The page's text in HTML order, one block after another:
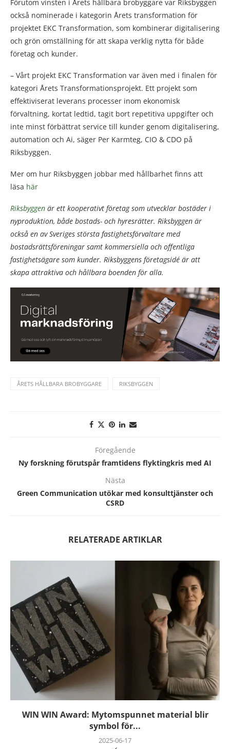
Förutom vinsten i Årets hållbara brobyggare var Riksbyggen
också nominerade i kategorin Årets transformation för
projektet EKC Transformation, som kombinerar digitalisering
och grön omställning för att skapa verklig nytta för både
företag och kunder.
– Vårt projekt EKC Transformation var även med i finalen för
kategori Årets Transformationsprojekt. Ett projekt som
effektiviserat leverans processer inom ekonomisk
förvaltning, kortat ledtid, tagit bort repetitiva uppgifter och
inte minst förbättrat service till kunder genom digitalisering,
automation och Ai, säger Per Karmteg, CIO & CDO på
Riksbyggen.
Mer om hur Riksbyggen jobbar med hållbarhet finns att
läsa här
Riksbyggen är ett kooperativt företag som utvecklar bostäder i
nyproduktion, både bostads- och hyresrätter. Riksbyggen är
också en av Sveriges största fastighetsförvaltare med
bostadsrättsföreningar samt kommersiella och offentliga
fastighetsägare som kunder. Riksbyggens företagsidé är att
skapa attraktiva och hållbara boenden för alla.
ÅRETS HÅLLBARA BROBYGGARE RIKSBYGGEN
Föregående
Ny forskning förutspår framtidens flyktingkris med AI
Nästa
Green Communication utökar med konsulttjänster och
CSRD
RELATERADE ARTIKLAR
WIN WIN Award: Mytomspunnet material blir
symbol för...
2025-06-17